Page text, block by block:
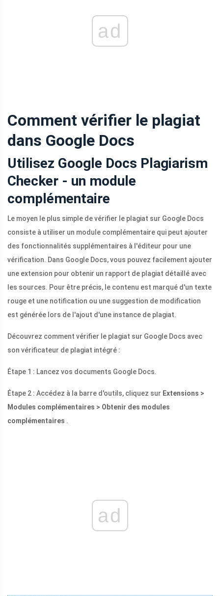
ad
Comment vérifier le plagiat
dans Google Docs
Utilisez Google Docs Plagiarism
Checker - un module
complémentaire
Le moyen le plus simple de vérifier le plagiat sur Google Docs
consiste à utiliser un module complémentaire qui peut ajouter
des fonctionnalités supplémentaires à l'éditeur pour une
vérification. Dans Google Docs, vous pouvez facilement ajouter
une extension pour obtenir un rapport de plagiat détaillé avec
les sources. Pour être précis, le contenu est marqué d'un texte
rouge et une notification ou une suggestion de modification
est générée lors de l'ajout d'une instance de plagiat.
Découvrez comment vérifier le plagiat sur Google Docs avec
son vérificateur de plagiat intégré :
Étape 1 : Lancez vos documents Google Docs.
Étape 2 : Accédez à la barre d'outils, cliquez sur Extensions >
Modules complémentaires > Obtenir des modules
complémentaires .
ad